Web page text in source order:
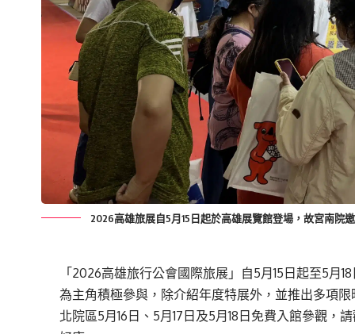
2026高雄旅展自5月15日起於高雄展覽館登場，故宮南院
「 2026高雄旅行公會國際旅展」自5月15 日起至5月18
為主角積極參與，除介紹年度特展外，並推出多項
北院區5月16 日、5月17 日及5月18 日免費入館參觀，